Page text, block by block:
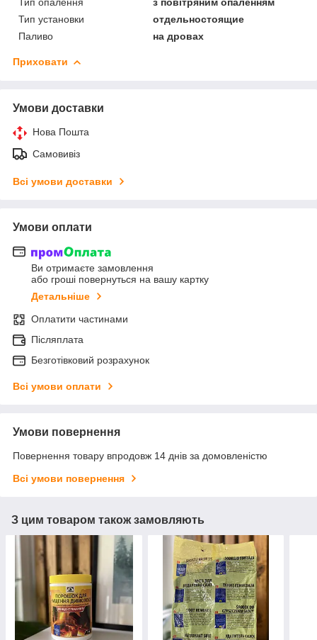
Тип установки
отдельностоящие
Паливо
на дровах
Приховати
Умови доставки
Нова Пошта
Самовивіз
Всі умови доставки
Умови оплати
Ви отримаєте замовлення
або гроші повернуться на вашу картку
Детальніше
Оплатити частинами
Післяплата
Безготівковий розрахунок
Всі умови оплати
Умови повернення
Повернення товару впродовж 14 днів за домовленістю
Всі умови повернення
З цим товаром також замовляють